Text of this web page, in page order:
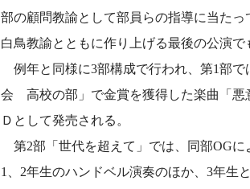
部の顧問教諭として部員らの指導に当た
白鳥教諭とともに作り上げる最後の公演で
例年と同様に3部構成で行われ、第1部
会 高校の部」で金賞を獲得した楽曲「悪
Ｄとして発売される。
第2部「世代を超えて」では、同部OG
1、2年生のハンドベル演奏のほか、3年生